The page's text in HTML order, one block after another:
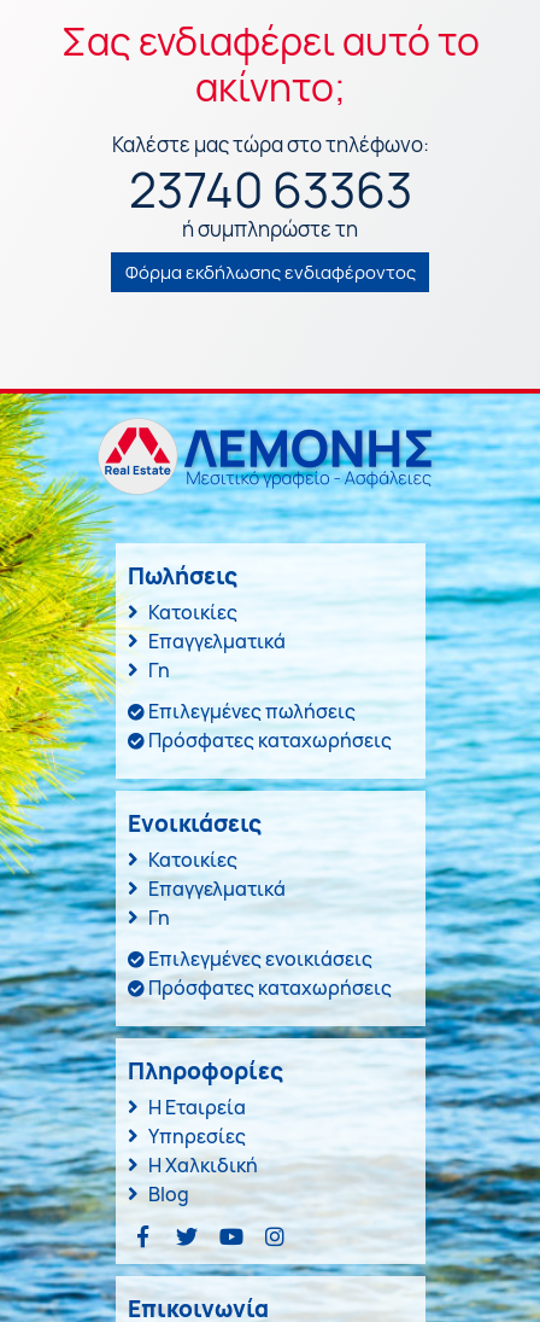
Σας ενδιαφέρει αυτό το
ακίνητο;
Καλέστε μας τώρα στο τηλέφωνο:
23740 63363
ή συμπληρώστε τη
Φόρμα εκδήλωσης ενδιαφέροντος
Πωλήσεις
Κατοικίες
Επαγγελματικά
Γη
Επιλεγμένες πωλήσεις
Πρόσφατες καταχωρήσεις
Ενοικιάσεις
Κατοικίες
Επαγγελματικά
Γη
Επιλεγμένες ενοικιάσεις
Πρόσφατες καταχωρήσεις
Πληροφορίες
Η Εταιρεία
Υπηρεσίες
Η Χαλκιδική
Blog
Επικοινωνία